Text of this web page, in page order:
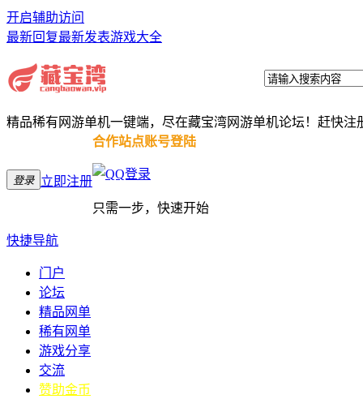
开启辅助访问
最新回复最新发表游戏大全
精品稀有网游单机一键端，尽在藏宝湾网游单机论坛！赶快注
登录 立即注册
合作站点账号登陆
只需一步，快速开始
快捷导航
门户
论坛
精品网单
稀有网单
游戏分享
交流
赞助金币